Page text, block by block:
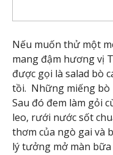
Nếu muốn thử một
mang đậm hương vị
được gọi là salad bò
tồi. Những miếng bò
Sau đó đem làm gỏi
leo, rưới nước sốt
thơm của ngò gai và
lý tưởng mở màn bữa